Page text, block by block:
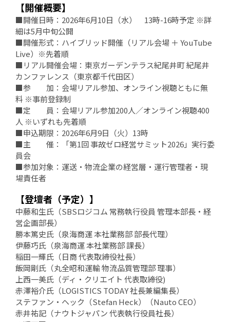
【開催概要】
■開催日時：2026年6月10日（水） 13時-16時予定 ※詳
細は5月中旬公開
■開催形式：ハイブリッド開催（リアル会場 ＋ YouTube
Live）※先着順
■リアル開催会場：東京ガーデンテラス紀尾井町 紀尾井
カンファレンス（東京都千代田区）
■参 加：会場リアル参加、オンライン視聴ともに無
料 ※事前登録制
■定 員：会場リアル参加200人／オンライン視聴400
人 ※いずれも先着順
■申込期限：2026年6月9日（火）13時
■主 催：「第1回 事故ゼロ経営サミット2026」実行委
員会
■参加対象：運送・物流企業の経営層・運行管理者・現
場責任者
【登壇者（予定）】
中藤和生氏（SBSロジコム 常務執行役員 管理本部長・経
営企画部長）
勝本篤史氏（泉海商運 本社業務部 部長代理）
伊藤巧氏（泉海商運 本社業務部 課長）
稲田一輝氏（日商 代表取締役社長）
飯岡剛氏（丸全昭和運輸 物流品質管理部 理事）
上西一美氏（ディ・クリエイト 代表取締役)
赤澤裕介氏（LOGISTICS TODAY 社長兼編集長）
ステファン・ヘック（Stefan Heck）（Nauto CEO）
赤井祐記（ナウトジャパン 代表執行役員社長）